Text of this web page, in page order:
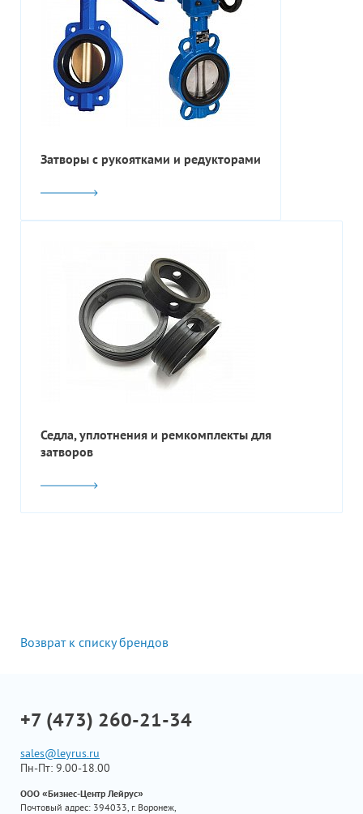
Затворы с рукоятками и редукторами
Седла, уплотнения и ремкомплекты для
затворов
Возврат к списку брендов
+7 (473) 260-21-34
sales@leyrus.ru
Пн-Пт: 9.00-18.00
ООО «Бизнес-Центр Лейрус»
Почтовый адрес: 394033, г. Воронеж,